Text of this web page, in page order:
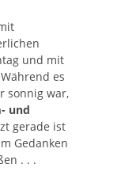
und mit
es
sonnig war,
und
gerade ist
Gedanken
. . .